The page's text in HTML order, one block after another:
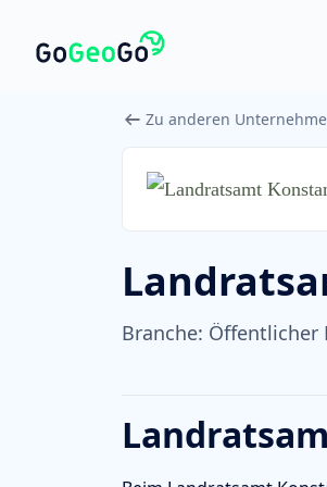
Zu anderen
Branche: Öffentlicher